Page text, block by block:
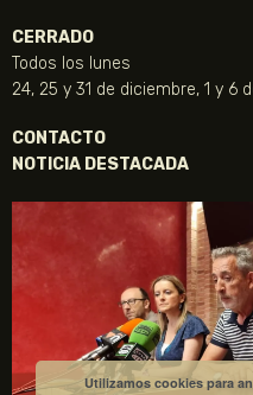
CERRADO
Todos los lunes
24, 25 y 31 de diciembre, 1 y 6
CONTACTO
NOTICIA DESTACADA
Utilizamos cookies para